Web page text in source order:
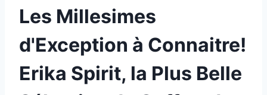
Les Millesimes
d'Exception à Connaitre!
Erika Spirit, la Plus Belle